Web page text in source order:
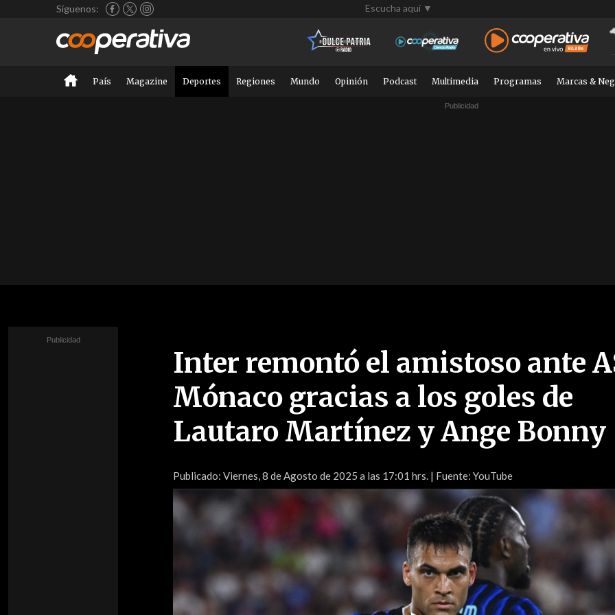
Síguenos: Escucha aquí ▼
País Magazine Deportes Regiones Mundo Opinión Podcast Multimedia Programas Marcas &
Inter remontó el amistoso ante
Mónaco gracias a los goles de
Lautaro Martínez y Ange Bonny
Publicado: Viernes, 8 de Agosto de 2025 a las 17:01 hrs. | Fuente: YouTube